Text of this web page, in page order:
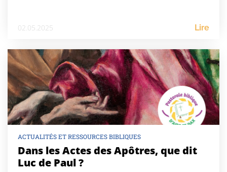
02.05.2025 Lire
ACTUALITÉS ET RESSOURCES BIBLIQUES
Dans les Actes des Apôtres, que dit
Luc de Paul ?